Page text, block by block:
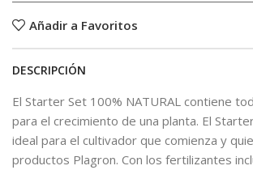
Añadir a Favoritos
DESCRIPCIÓN
El Starter Set 100% NATURAL contiene
para el crecimiento de una planta. El
ideal para el cultivador que comienza y
productos Plagron. Con los fertilizantes